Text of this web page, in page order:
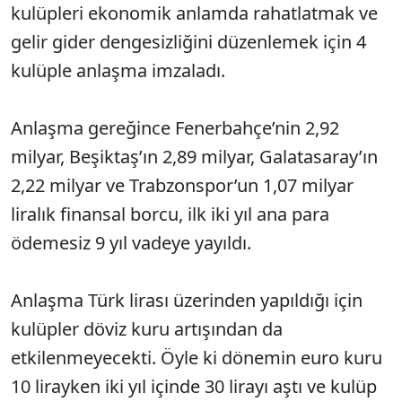
kulüpleri ekonomik anlamda rahatlatmak ve
gelir gider dengesizliğini düzenlemek için 4
kulüple anlaşma imzaladı.
Anlaşma gereğince Fenerbahçe’nin 2,92
milyar, Beşiktaş’ın 2,89 milyar, Galatasaray’ın
2,22 milyar ve Trabzonspor’un 1,07 milyar
liralık finansal borcu, ilk iki yıl ana para
ödemesiz 9 yıl vadeye yayıldı.
Anlaşma Türk lirası üzerinden yapıldığı için
kulüpler döviz kuru artışından da
etkilenmeyecekti. Öyle ki dönemin euro kuru
10 lirayken iki yıl içinde 30 lirayı aştı ve kulüp